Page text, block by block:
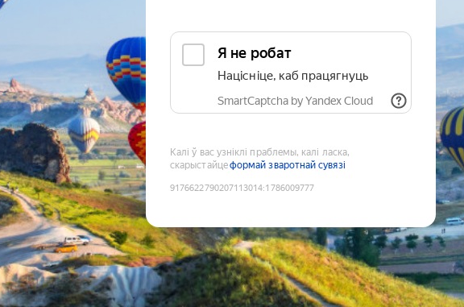
Я не робат
Націсніце, каб працягнуць
SmartCaptcha by Yandex Cloud
Калі ў вас узніклі праблемы, калі ласка,
скарыстайцеформай зваротнай сувязі
9176622790207113014:1786009777